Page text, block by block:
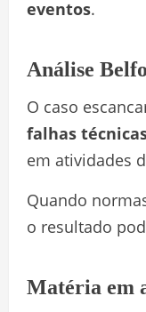
eventos.
Análise
O caso
falhas
em atividades
Quando
o resultado
Matéria em